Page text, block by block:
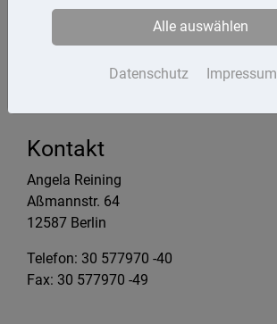
Datenschutz
Kontakt
Angela Reining
Aßmannstr. 64
12587 Berlin
Telefon: 30 577970 -40
Fax: 30 577970 -49
Datenschutz Impressum
Alle auswählen